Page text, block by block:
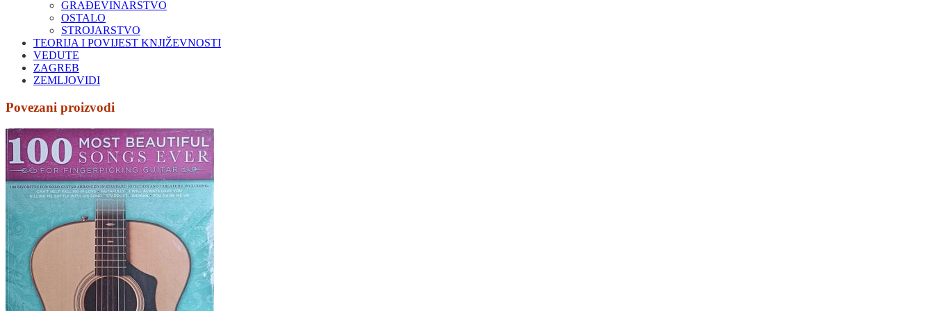
GRAĐEVINARSTVO
OSTALO
STROJARSTVO
TEORIJA I POVIJEST KNJIŽEVNOSTI
VEDUTE
ZAGREB
ZEMLJOVIDI
Povezani proizvodi